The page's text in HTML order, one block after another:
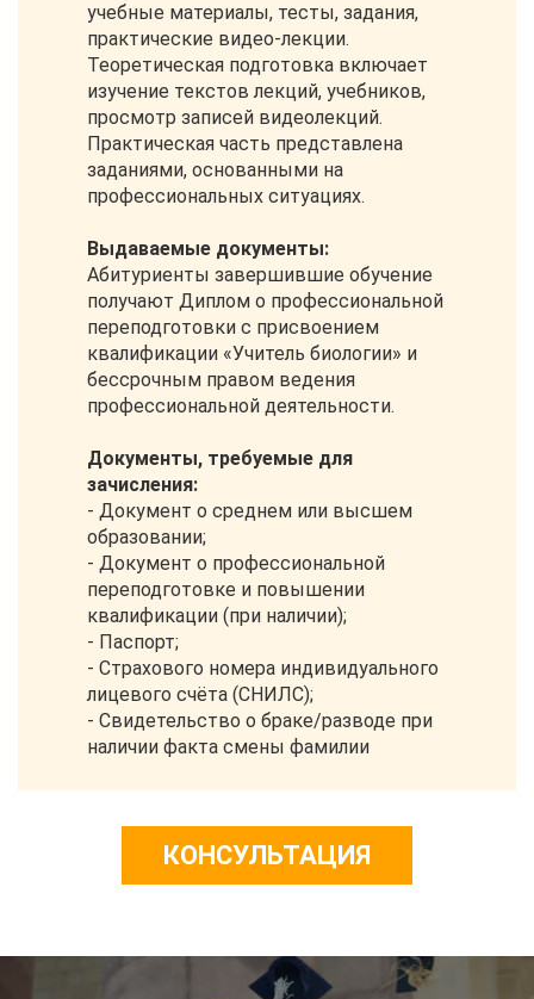
учебные материалы, тесты, задания,
практические видео-лекции.
Теоретическая подготовка включает
изучение текстов лекций, учебников,
просмотр записей видеолекций.
Практическая часть представлена
заданиями, основанными на
профессиональных ситуациях.
Выдаваемые документы:
Абитуриенты завершившие обучение
получают Диплом о профессиональной
переподготовки с присвоением
квалификации «Учитель биологии» и
бессрочным правом ведения
профессиональной деятельности.
Документы, требуемые для
зачисления:
- Документ о среднем или высшем
образовании;
- Документ о профессиональной
переподготовке и повышении
квалификации (при наличии);
- Паспорт;
- Страхового номера индивидуального
лицевого счёта (СНИЛС);
- Свидетельство о браке/разводе при
наличии факта смены фамилии
КОНСУЛЬТАЦИЯ